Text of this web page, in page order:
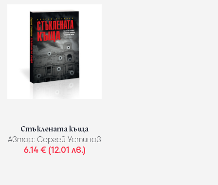
Стъклената къща
Автор: Сергей Устинов
6.14 € (12.01 лв.)